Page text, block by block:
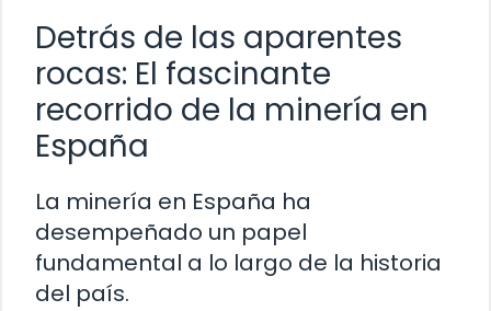
Detrás de las aparentes
rocas: El fascinante
recorrido de la minería en
España
La minería en España ha
desempeñado un papel
fundamental a lo largo de la historia
del país.